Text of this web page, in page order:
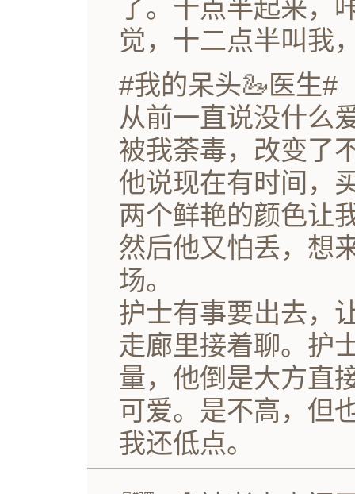
了。十点半起来，
觉，十二点半叫我
#我的呆头🦢医生#
从前一直说没什么
被我荼毒，改变了
他说现在有时间，
两个鲜艳的颜色让
然后他又怕丢，想
场。
护士有事要出去，
走廊里接着聊。护
量，他倒是大方直
可爱。是不高，但
我还低点。